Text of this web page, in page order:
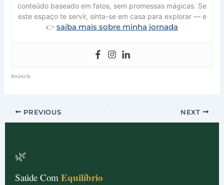
conteúdo baseado em fatos, sem promessas mágicas. Se
este espaço te servir, sinta-se em casa para explorar — e
👉 saiba mais sobre minha jornada
Anúncio
PREVIOUS NEXT
🌿
Saúde Com Equilíbrio